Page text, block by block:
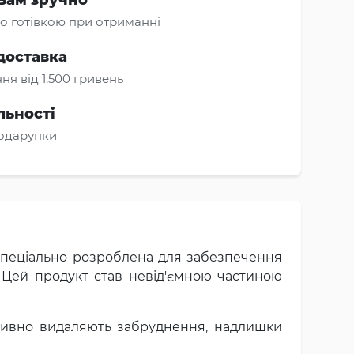
готівкою при отриманні
від 1.500 гривень
розроблена для забезпечення
продукт став невід'ємною частиною
видаляють забруднення, надлишки